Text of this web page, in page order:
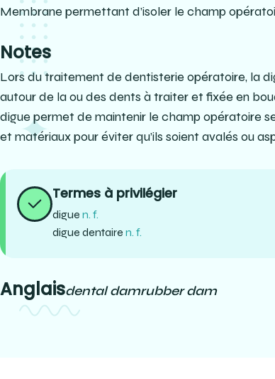
Membrane permettant d’isoler le champ
Notes
Lors du traitement de dentisterie opératoire, la
autour de la ou des dents à traiter et fixée en
digue permet de maintenir le champ opératoire
et matériaux pour éviter qu’ils soient avalés ou
Termes à privilégier
digue n. f.
digue dentaire n. f.
Anglaisdental damrubber dam